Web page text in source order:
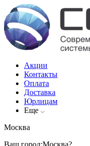
Акции
Контакты
Оплата
Доставка
Юрлицам
Еще
Москва
Ваш город:Москва?